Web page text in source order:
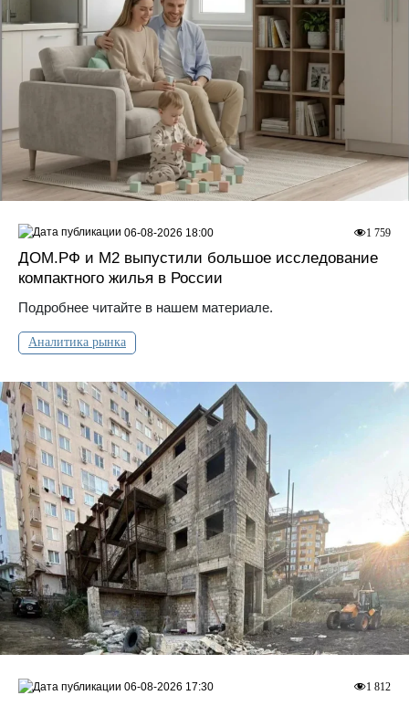
ДOМ.PФ и М2 выпустили большое исследование
компактного жилья в России
Подробнее читайте в нашем материале.
Аналитика рынка
1 759
06-08-2026 18:00
1 812
06-08-2026 17:30